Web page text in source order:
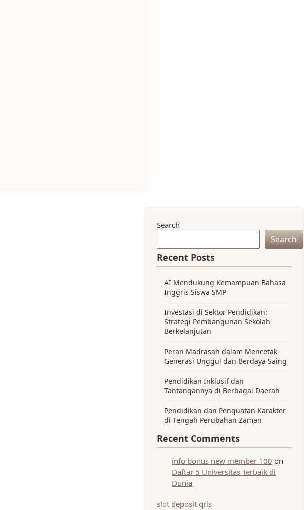
Search
Search
Recent Posts
AI Mendukung Kemampuan Bahasa
Inggris Siswa SMP
Investasi di Sektor Pendidikan:
Strategi Pembangunan Sekolah
Berkelanjutan
Peran Madrasah dalam Mencetak
Generasi Unggul dan Berdaya Saing
Pendidikan Inklusif dan
Tantangannya di Berbagai Daerah
Pendidikan dan Penguatan Karakter
di Tengah Perubahan Zaman
Recent Comments
info bonus new member 100 on
Daftar 5 Universitas Terbaik di
Dunia
slot deposit qris